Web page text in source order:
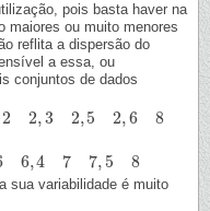
pois basta haver na
maiores ou muito menores
reflita a dispersão do
a essa, ou
conjuntos de dados
2 2,3 2,5 2,6 8
6,4 7 7,5 8
sua variabilidade é muito